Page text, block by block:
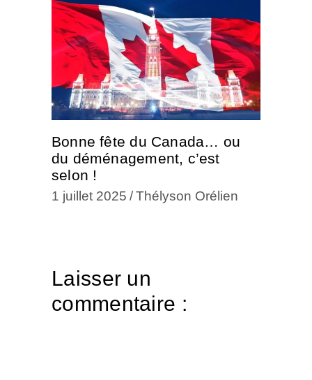
Bonne fête du Canada… ou
du déménagement, c’est
selon !
1 juillet 2025 Thélyson Orélien
Laisser un
commentaire :